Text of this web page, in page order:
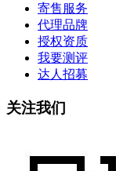
寄售服务
代理品牌
授权资质
我要测评
达人招募
关注我们